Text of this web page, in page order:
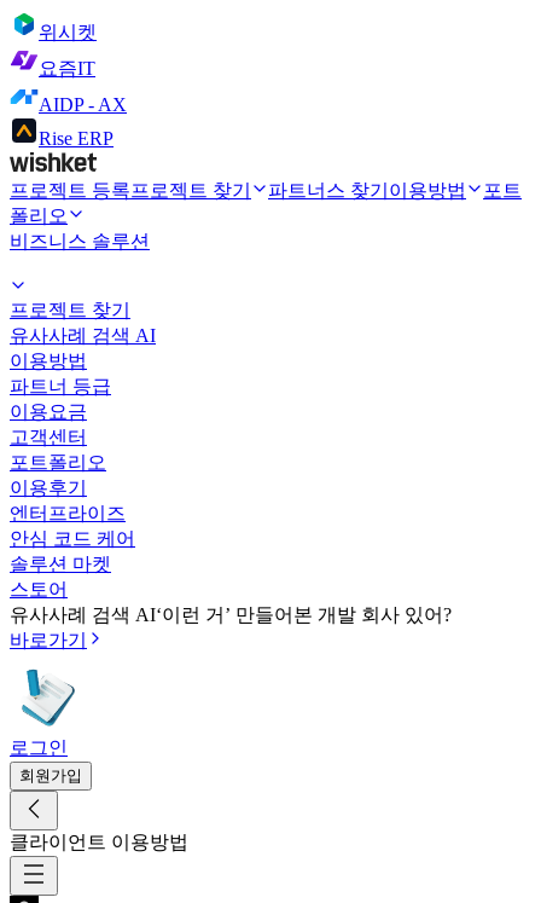
위시켓
요즘IT
AIDP - AX
Rise ERP
프로젝트 등록프로젝트 찾기 파트너스 찾기 이용방법
포트
폴리오
비즈니스 솔루션
프로젝트 찾기
유사사례 검색 AI
이용방법
파트너 등급
이용요금
고객센터
포트폴리오
이용후기
엔터프라이즈
안심 코드 케어
솔루션 마켓
스토어
유사사례 검색 AI‘이런 거’ 만들어본 개발 회사 있어?
바로가기
로그인
회원가입
클라이언트 이용방법